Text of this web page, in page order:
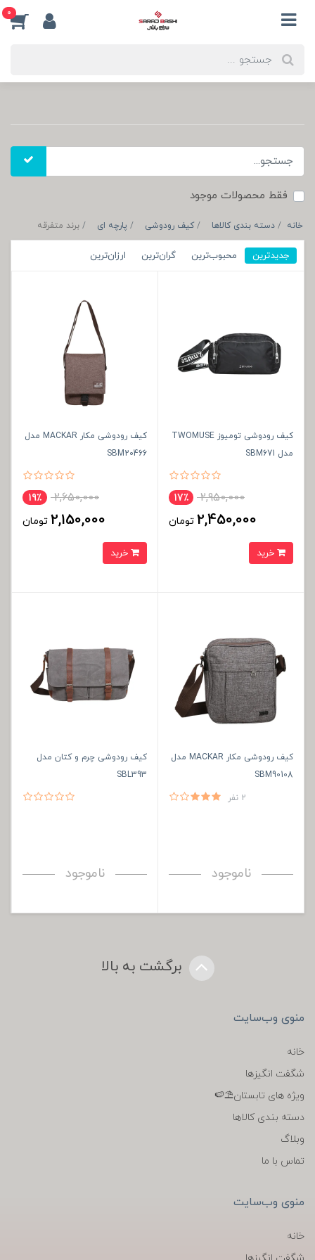
0
فقط محصولات موجود
خانه دسته بندی کالاها کیف رودوشی پارچه ای برند متفرقه
جدیدترین محبوب‌ترین گران‌ترین ارزان‌ترین
کیف رودوشی تومیوز TWOMUSE
مدل SBM671
2,950,000 17٪
2,450,000 تومان
کیف رودوشی مکار MACKAR مدل
SBM20466
2,650,000 19٪
2,150,000 تومان
کیف رودوشی مکار MACKAR مدل
SBM90108
2 نفر
ناموجود
کیف رودوشی چرم و کتان مدل
SBL393
ناموجود
برگشت به بالا
منوی وب‌سایت
خانه
شگفت انگیزها
ویژه های تابستان⛱️🍉
دسته بندی کالاها
وبلاگ
تماس با ما
منوی وب‌سایت
خانه